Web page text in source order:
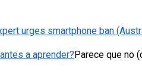
urges smartphone ban
a aprender?Parece que no